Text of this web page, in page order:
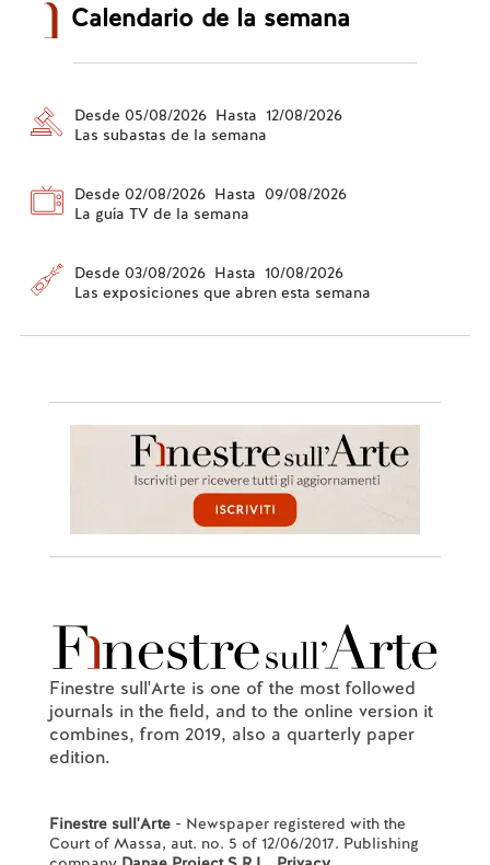
Calendario de la semana
Desde 05/08/2026 Hasta 12/08/2026
Las subastas de la semana
Desde 02/08/2026 Hasta 09/08/2026
La guía TV de la semana
Desde 03/08/2026 Hasta 10/08/2026
Las exposiciones que abren esta semana
Finestre sull'Arte is one of the most followed
journals in the field, and to the online version it
combines, from 2019, also a quarterly paper
edition.
Finestre sull'Arte- Newspaper registered with the
Court of Massa, aut. no. 5 of 12/06/2017. Publishing